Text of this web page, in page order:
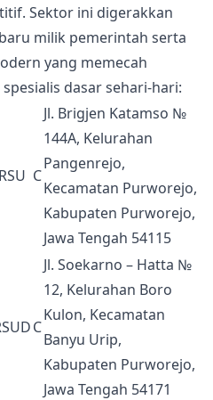
Sektor ini digerakkan
milik pemerintah serta
yang memecah
dasar sehari-hari:
RSU C
Jl. Brigjen Katamso №
144A, Kelurahan
Pangenrejo,
Kecamatan Purworejo,
Kabupaten Purworejo,
Jawa Tengah 54115
C
Jl. Soekarno – Hatta №
12, Kelurahan Boro
Kulon, Kecamatan
Banyu Urip,
Kabupaten Purworejo,
Jawa Tengah 54171